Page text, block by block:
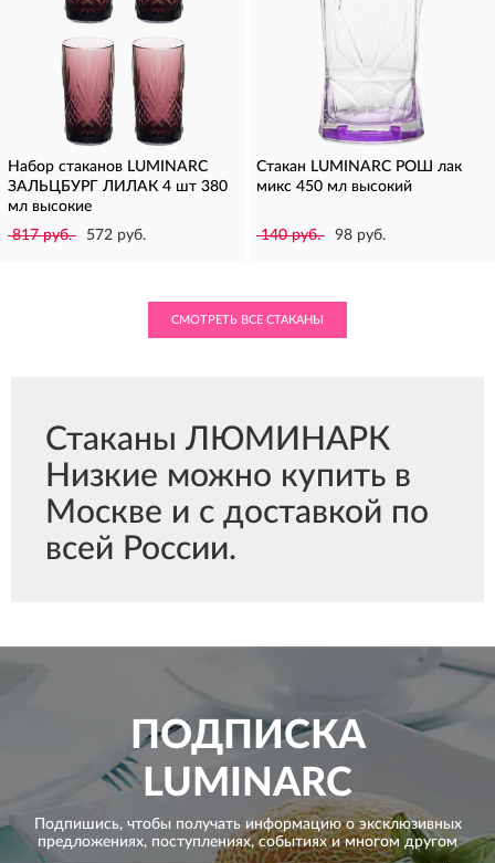
Набор стаканов LUMINARC
ЗАЛЬЦБУРГ ЛИЛАК 4 шт 380
мл высокие
817 руб.
572 руб.
Стакан LUMINARC РОШ лак
микс 450 мл высокий
140 руб. 98 руб.
СМОТРЕТЬ ВСЕ СТАКАНЫ
Стаканы ЛЮМИНАРК
Низкие можно купить в
Москве и с доставкой по
всей России.
ПОДПИСКА
LUMINARC
Подпишись, чтобы получать информацию о эксклюзивных
предложениях, поступлениях, событиях и многом другом